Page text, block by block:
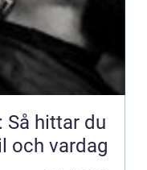
Så hittar du
och vardag